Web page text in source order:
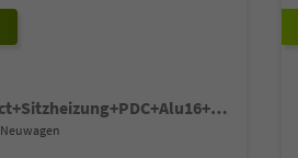
Trend 115PS DSG AppConnect+Sitzheizung+PDC+Alu16+LED+DAB+FrontAssist
Neuwagen